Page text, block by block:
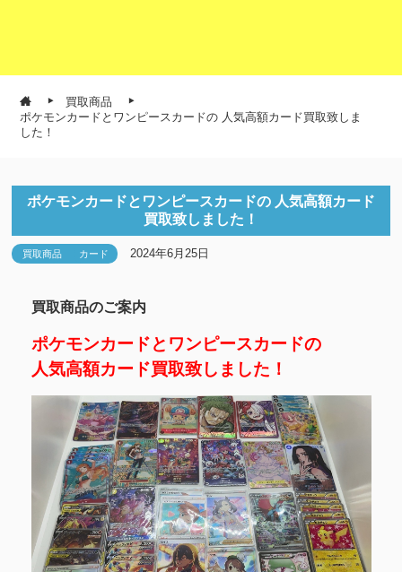
買取商品
ポケモンカードとワンピースカードの 人気高額カード買取致しま
した！
ポケモンカードとワンピースカードの 人気高額カード
買取致しました！
買取商品 カード 2024年6月25日
買取商品のご案内
ポケモンカードとワンピースカードの
人気高額カード買取致しました！